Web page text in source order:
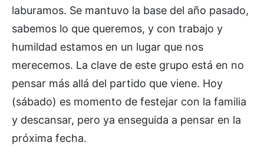
laburamos. Se mantuvo la base del año pasado,
sabemos lo que queremos, y con trabajo y
humildad estamos en un lugar que nos
merecemos. La clave de este grupo está en no
pensar más allá del partido que viene. Hoy
(sábado) es momento de festejar con la familia
y descansar, pero ya enseguida a pensar en la
próxima fecha.